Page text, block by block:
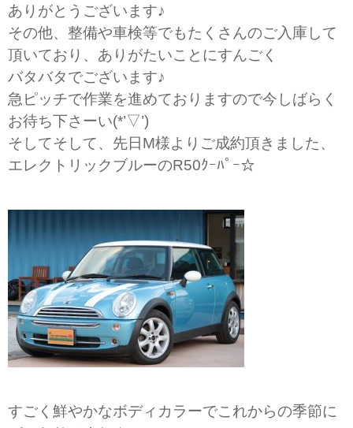
ありがとうございます♪
その他、整備や車検等でもたくさんのご入庫して
頂いており、ありがたいことにすんごく
バタバタでございます♪
急ピッチで作業を進めておりますので今しばらく
お待ち下さーい(*’▽’)
そしてそして、先日M様よりご成約頂きました、
エレクトリックブルーのR50ｸｰﾊﾟｰ☆
すごく鮮やかなボディカラーでこれからの季節に